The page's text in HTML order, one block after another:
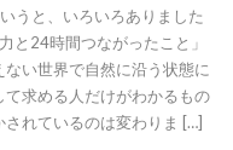
うと、いろいろありました
と24時間つながったこと」
い世界で自然に沿う状態に
求める人だけがわかるもの
れているのは変わりま […]